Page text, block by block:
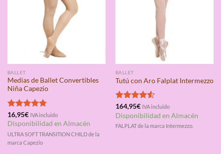
BALLET
Medias de Ballet Convertibles
Niña Capezio
Valorado
con4.75
16,95€ IVA incluido
Disponibilidad en Almacén
ULTRA SOFT TRANSITION CHILD de la
marca Capezio
BALLET
Tutú con Aro Falplat Intermezzo
Valorado
con4.50
de 5
164,95€ IVA incluido
Disponibilidad en Almacén
FALPLAT de la marca Intermezzo.